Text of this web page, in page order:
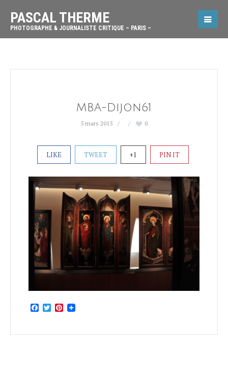
PASCAL THERME
PHOTOGRAPHE & JOURNALISTE CRITIQUE – PARIS –
MBA-Dijon61
5 mars 2015 0
LIKE TWEET +1 PIN IT
Facebook
TwitterPinterest